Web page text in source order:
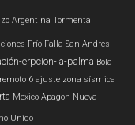
Argentina Tormenta
Frío Falla San Andres
erpcion-la-palma Bola
6 ajuste zona sísmica
Mexico Apagon Nueva
Unido